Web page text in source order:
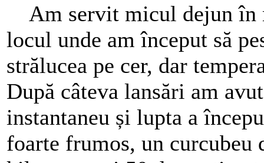
Am servit micul dejun în
locul unde am început să
strălucea pe cer, dar
După câteva lansări am
instantaneu și lupta a
foarte frumos, un curcubeu